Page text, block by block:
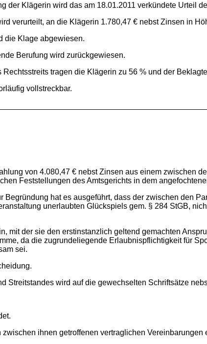
der Klägerin wird das am 18.01.2011 verkündete Urteil
verurteilt, an die Klägerin 1.780,47 € nebst Zinsen in
die Klage abgewiesen.
Berufung wird zurückgewiesen.
Rechtsstreits tragen die Klägerin zu 56 % und der
vollstreckbar.
von 4.080,47 € nebst Zinsen aus einem zwischen
Feststellungen des Amtsgerichts in dem
Begründung hat es ausgeführt, dass der zwischen den
unerlaubten Glückspiels gem. § 284 StGB,
mit der sie den erstinstanzlich geltend gemachten
da die zugrundeliegende Erlaubnispflichtigkeit für
sei.
Streitstandes wird auf die gewechselten Schriftsätze
ihnen getroffenen vertraglichen